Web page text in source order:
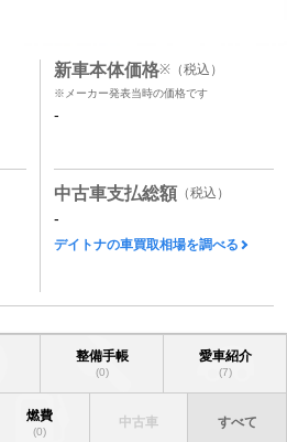
新車本体価格※ （税込）
※メーカー発表当時の価格です
-
中古車支払総額 （税込）
-
デイトナの車買取相場を調べる
整備手帳
(0)
愛車紹介
(7)
燃費
(0)
中古車 すべて